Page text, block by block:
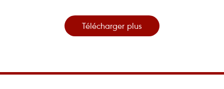
Télécharger plus